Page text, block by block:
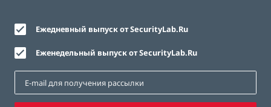
Ежедневный выпуск от SecurityLab.Ru
Еженедельный выпуск от SecurityLab.Ru